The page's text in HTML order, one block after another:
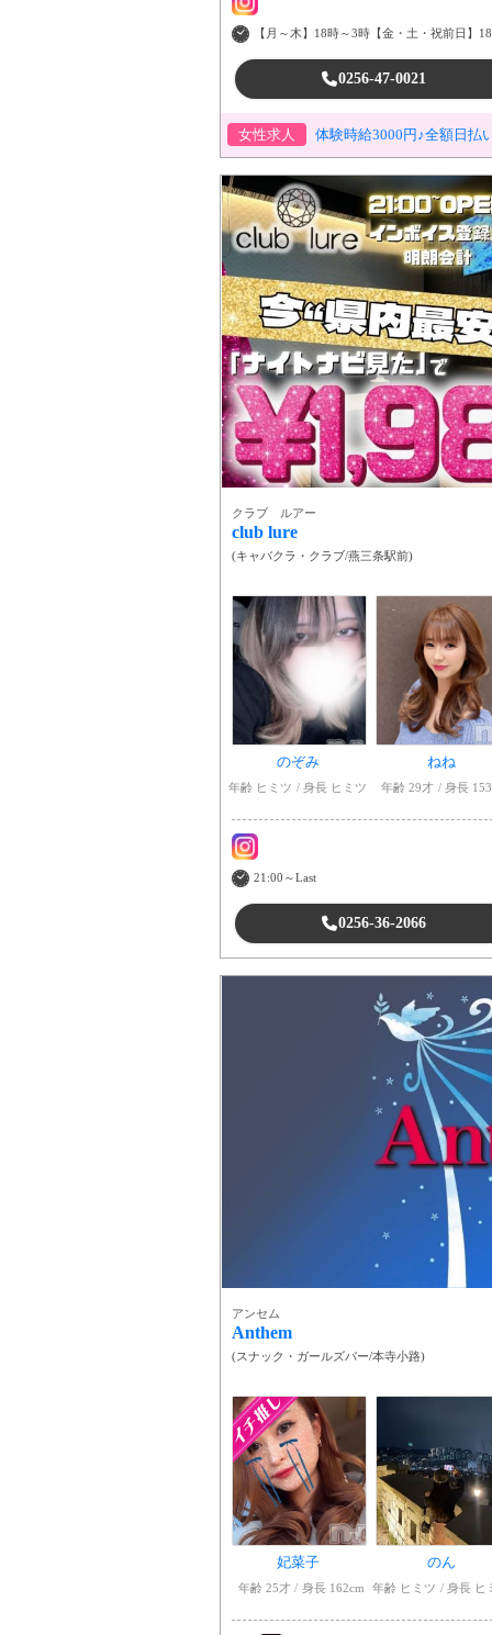
【月～木】18時～3時【金・土・祝前日】
0256-47-0021
女性求人 体験時給3000円♪全額日払
クラブ ルアー
club lure
(キャバクラ・クラブ/燕三条駅前)
のぞみ
年齢 ヒミツ 身長 ヒミツ
ねね
年齢 29才 身長
21:00～Last
0256-36-2066
アンセム
Anthem
(スナック・ガールズバー/本寺小路)
妃菜子
年齢 25才 身長 162cm
のん
年齢 ヒミツ 身長 ヒ